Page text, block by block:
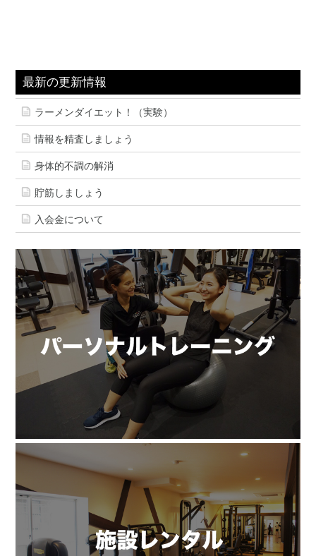
最新の更新情報
ラーメンダイエット！（実験）
情報を精査しましょう
身体的不調の解消
貯筋しましょう
入会金について